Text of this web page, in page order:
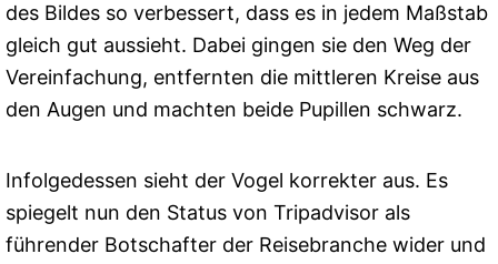
des Bildes so verbessert, dass es in jedem Maßstab
gleich gut aussieht. Dabei gingen sie den Weg der
Vereinfachung, entfernten die mittleren Kreise aus
den Augen und machten beide Pupillen schwarz.
Infolgedessen sieht der Vogel korrekter aus. Es
spiegelt nun den Status von Tripadvisor als
führender Botschafter der Reisebranche wider und